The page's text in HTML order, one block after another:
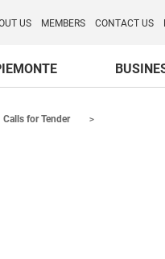
(United Kingdom)
US MEMBERS CONTACT US
Calls for Tender